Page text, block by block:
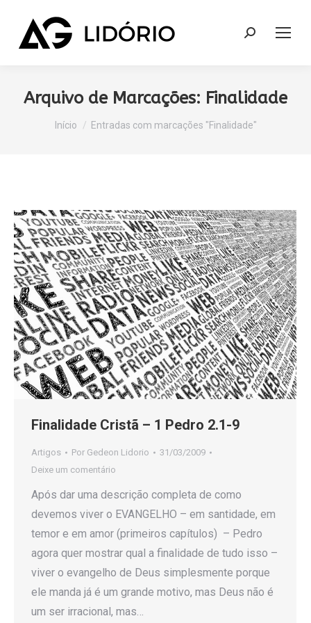
Search:
Arquivo de Marcações: Finalidade
Você está aqui:
Início Entradas com marcações "Finalidade"
Finalidade Cristã – 1 Pedro 2.1-9
Artigos Por Gedeon Lidorio
31/03/2009
Deixe um comentário
Após dar uma descrição completa de como
devemos viver o EVANGELHO – em santidade, em
temor e em amor (primeiros capítulos) – Pedro
agora quer mostrar qual a finalidade de tudo isso –
viver o evangelho de Deus simplesmente porque
ele manda já é um grande motivo, mas Deus não é
um ser irracional, mas…